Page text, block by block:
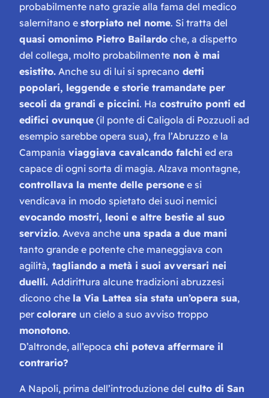
probabilmente nato grazie alla fama del medico
salernitano e storpiato nel nome. Si tratta del
quasi omonimo Pietro Bailardo che, a dispetto
del collega, molto probabilmente non è mai
esistito. Anche su di lui si sprecano detti
popolari, leggende e storie tramandate per
secoli da grandi e piccini. Ha costruito ponti ed
edifici ovunque (il ponte di Caligola di Pozzuoli ad
esempio sarebbe opera sua), fra l’Abruzzo e la
Campania viaggiava cavalcando falchi ed era
capace di ogni sorta di magia. Alzava montagne,
controllava la mente delle persone e si
vendicava in modo spietato dei suoi nemici
evocando mostri, leoni e altre bestie al suo
servizio. Aveva anche una spada a due mani
tanto grande e potente che maneggiava con
agilità, tagliando a metà i suoi avversari nei
duelli. Addirittura alcune tradizioni abruzzesi
dicono che la Via Lattea sia stata un’opera sua,
per colorare un cielo a suo avviso troppo
monotono.
D’altronde, all’epoca chi poteva affermare il
contrario?
A Napoli, prima dell’introduzione del culto di San